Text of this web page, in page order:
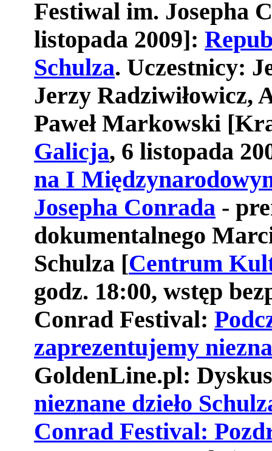
Festiwal im. Josepha
listopada 2009]:
Schulza. Uczestnicy:
Jerzy Radziwiłowicz,
Paweł Markowski
Galicja, 6 listopada
na I
Josepha Conrada -
dokumentalnego
Schulza [Centrum
godz. 18:00, wstęp
Conrad Festival:
zaprezentujemy
GoldenLine.pl:
nieznane dzieło
Conrad Festival: